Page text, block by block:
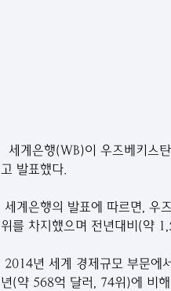
세계은행(WB)이 우즈베키스
고 발표했다.
세계은행의 발표에 따르면, 우
위를 차지했으며 전년대비(약
2014년 세계 경제규모 부문에
년(약 568억 달러, 74위)에 비